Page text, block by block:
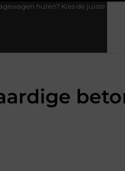
de juiste aanhanger voor jouw